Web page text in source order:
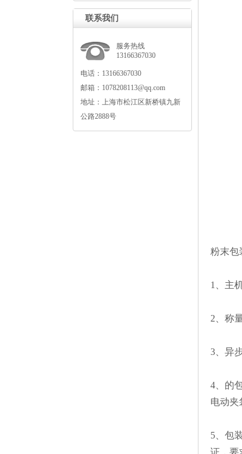
联系我们
服务热线
13166367030
电话：13166367030
邮箱：1078208113@qq.com
地址：上海市松江区新桥镇九新
公路2888号
粉末包
1、主
2、称
3、异
4、的
电动夹
5、包
证，要